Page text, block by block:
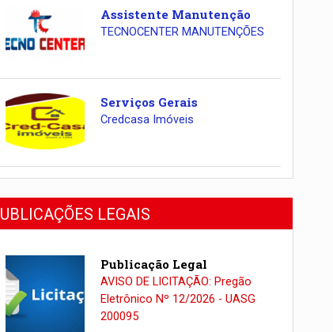
Assistente Manutenção
TECNOCENTER MANUTENÇÕES
Serviços Gerais
Credcasa Imóveis
LEGAIS
Publicação Legal
AVISO DE LICITAÇÃO: Pregão
Eletrônico Nº 12/2026 - UASG
200095